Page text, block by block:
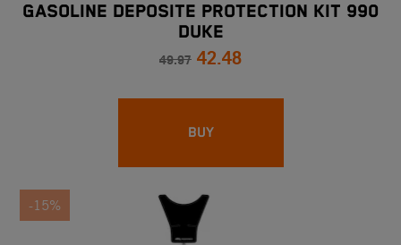
GASOLINE DEPOSITE PROTECTION KIT 990
DUKE
49.97 42.48
BUY
-15%